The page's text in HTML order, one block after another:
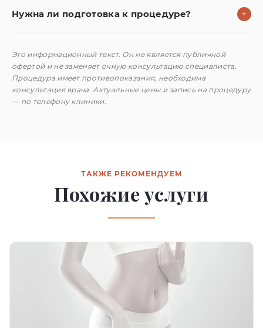
Нужна ли подготовка к процедуре? +
Это информационный текст. Он не является публичной
офертой и не заменяет очную консультацию специалиста.
Процедура имеет противопоказания, необходима
консультация врача. Актуальные цены и запись на процедуру
— по телефону клиники.
ТАКЖЕ РЕКОМЕНДУЕМ
Похожие услуги